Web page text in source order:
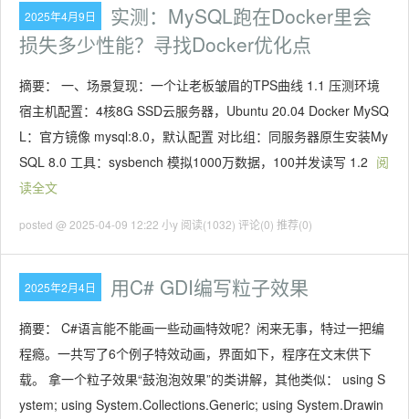
2025年4月9日
实测：MySQL跑在Docker里会
损失多少性能？寻找Docker优化点
摘要： 一、场景复现：一个让老板皱眉的TPS曲线 1.1 压测环境
宿主机配置：4核8G SSD云服务器，Ubuntu 20.04 Docker MySQ
L：官方镜像 mysql:8.0，默认配置 对比组：同服务器原生安装My
SQL 8.0 工具：sysbench 模拟1000万数据，100并发读写 1.2 阅
读全文
posted @ 2025-04-09 12:22 小y 阅读(1032) 评论(0) 推荐(0)
2025年2月4日 用C# GDI编写粒子效果
摘要： C#语言能不能画一些动画特效呢？闲来无事，特过一把编
程瘾。一共写了6个例子特效动画，界面如下，程序在文末供下
载。 拿一个粒子效果“鼓泡泡效果”的类讲解，其他类似： using S
ystem; using System.Collections.Generic; using System.Drawin